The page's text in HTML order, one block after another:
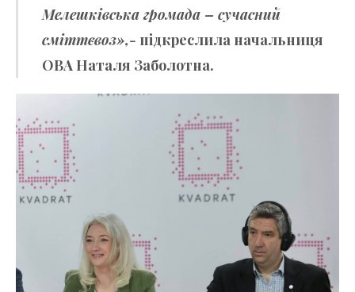
Мелешківська громада – сучасний
сміттєвоз»,- підкреслила начальниця
ОВА Наталя Заболотна.